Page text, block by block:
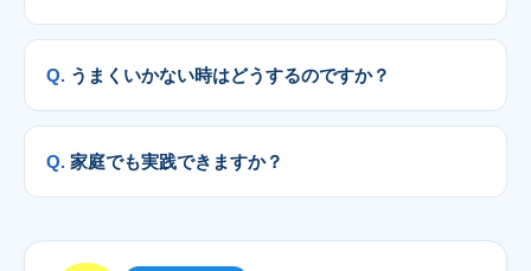
うまくいかない時はどうするのですか？
家庭でも実践できますか？